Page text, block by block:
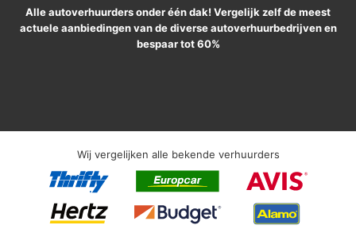
Alle autoverhuurders onder één dak! Vergelijk zelf de meest
actuele aanbiedingen van de diverse autoverhuurbedrijven en
bespaar tot 60%
Wij vergelijken alle bekende verhuurders